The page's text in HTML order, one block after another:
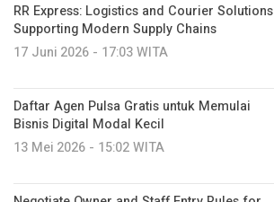
RR Express: Logistics and Courier Solutions
Supporting Modern Supply Chains
17 Juni 2026 - 17:03 WITA
Daftar Agen Pulsa Gratis untuk Memulai
Bisnis Digital Modal Kecil
13 Mei 2026 - 15:02 WITA